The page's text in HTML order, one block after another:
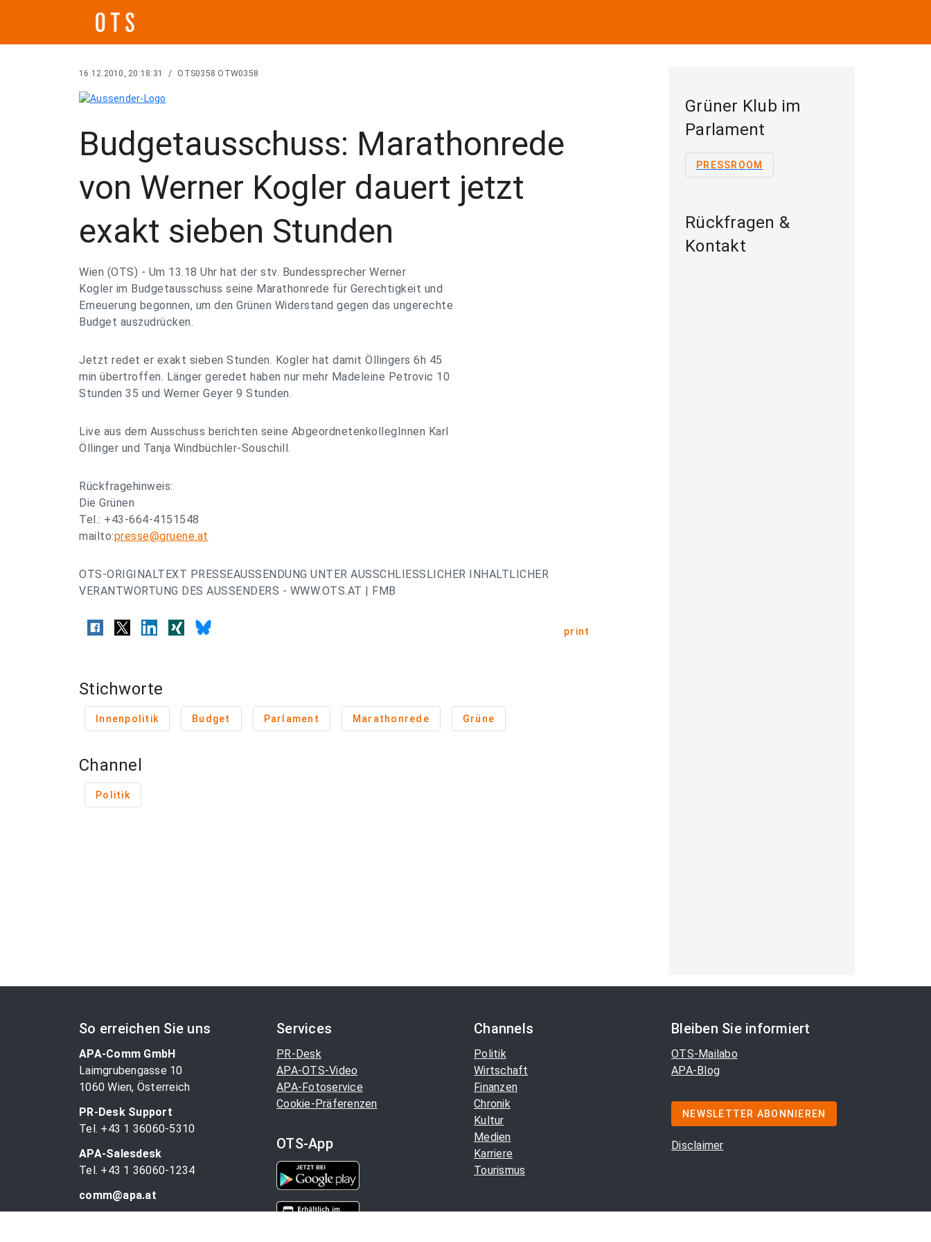
16.12.2010, 20:18:31 / OTS0358 OTW0358
Budgetausschuss: Marathonrede
von Werner Kogler dauert jetzt
exakt sieben Stunden
Wien (OTS) - Um 13.18 Uhr hat der stv. Bundessprecher Werner
Kogler im Budgetausschuss seine Marathonrede für Gerechtigkeit und
Erneuerung begonnen, um den Grünen Widerstand gegen das ungerechte
Budget auszudrücken.
Jetzt redet er exakt sieben Stunden. Kogler hat damit Öllingers 6h 45
min übertroffen. Länger geredet haben nur mehr Madeleine Petrovic 10
Stunden 35 und Werner Geyer 9 Stunden.
Live aus dem Ausschuss berichten seine AbgeordnetenkollegInnen Karl
Öllinger und Tanja Windbüchler-Souschill.
Rückfragehinweis:
Die Grünen
Tel.: +43-664-4151548
mailto:presse@gruene.at
OTS-ORIGINALTEXT PRESSEAUSSENDUNG UNTER AUSSCHLIESSLICHER INHALTLICHER
VERANTWORTUNG DES AUSSENDERS - WWW.OTS.AT | FMB
print
Stichworte
Innenpolitik Budget Parlament Marathonrede Grüne
Channel
Politik
Grüner Klub im
Parlament
PRESSROOM
Rückfragen &
Kontakt
So erreichen Sie uns
APA-Comm GmbH
Laimgrubengasse 10
1060 Wien, Österreich
PR-Desk Support
Tel. +43 1 36060-5310
APA-Salesdesk
Tel. +43 1 36060-1234
comm@apa.at
Services
PR-Desk
APA-OTS-Video
APA-Fotoservice
Cookie-Präferenzen
OTS-App
Channels
Politik
Wirtschaft
Finanzen
Chronik
Kultur
Medien
Karriere
Tourismus
Bleiben Sie informiert
OTS-Mailabo
APA-Blog
NEWSLETTER ABONNIEREN
Disclaimer